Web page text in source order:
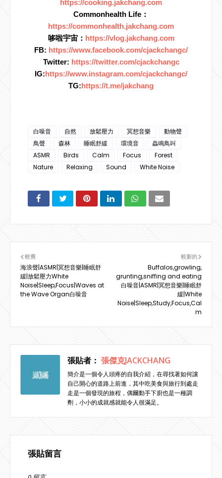
https://cooking.jakchang.com
Commonhealth Life：
https://commonhealth.jakchang.com
哆啦宇宙： https://vlog.jakchang.com
FB: https://www.facebook.com/cjackchangc/
Twitter: https://twitter.com/cjackchangc
IG:https://www.instagram.com/cjackchangc/
TG:https://t.me/jakchang
白噪音 自然 放鬆壓力 冥想音樂
動物聲
鳥聲
森林 睡眠舒緩 環境音
蟲鳴鳥叫
ASMR
Birds Calm Focus
Forest
Nature
Relaxing Sound White Noise
較新的
Buffalos,growling,
grunting,sniffing and eating
白噪音|ASMR|冥想音樂|睡眠舒
緩|White
Noise|Sleep,Study,Focus,Cal
m
較舊
海浪聲|ASMR|冥想音樂|睡眠舒
緩|放鬆壓力White
Noise|Sleep,Focus|Waves at
the Wave Organ白噪音
張貼者： 張傑克JACKCHANG
簡介是一個令人頭疼的自我介紹，在尋找著如何讓
自己開心的道路上前進，其中吃美食與旅行到處走
走是一個發現的旅程，偶爾動手下廚也是一種調
劑，小小的成就感就能令人很滿足。
張貼留言